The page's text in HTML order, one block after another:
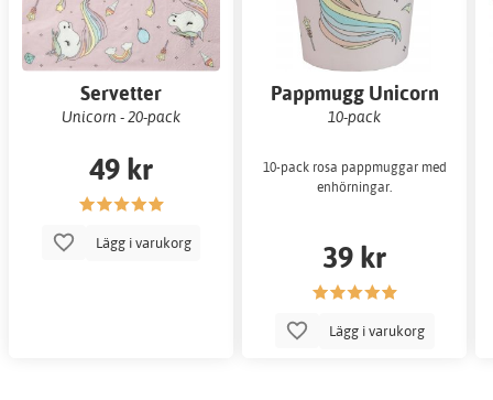
Servetter
Unicorn - 20-pack
49 kr
Lägg i varukorg
Pappmugg Unicorn
10-pack
10-pack rosa pappmuggar med
enhörningar.
39 kr
Lägg i varukorg